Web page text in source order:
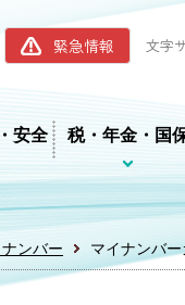
筑西市ホームページ
緊急情報 文字
安全 税・年金・国
ンバー マイナンバ